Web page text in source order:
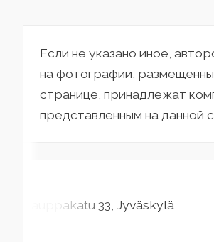
Если не указано иное,
на фотографии,
странице, принадлежат
представленным на данной
Kauppakatu 33 Jyväskylä